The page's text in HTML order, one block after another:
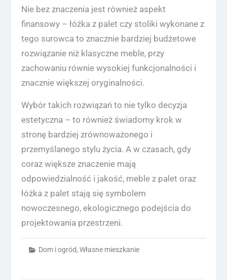
Nie bez znaczenia jest również aspekt
finansowy – łóżka z palet czy stoliki wykonane z
tego surowca to znacznie bardziej budżetowe
rozwiązanie niż klasyczne meble, przy
zachowaniu równie wysokiej funkcjonalności i
znacznie większej oryginalności.
Wybór takich rozwiązań to nie tylko decyzja
estetyczna – to również świadomy krok w
stronę bardziej zrównoważonego i
przemyślanego stylu życia. A w czasach, gdy
coraz większe znaczenie mają
odpowiedzialność i jakość, meble z palet oraz
łóżka z palet stają się symbolem
nowoczesnego, ekologicznego podejścia do
projektowania przestrzeni.
Dom i ogród, Własne mieszkanie